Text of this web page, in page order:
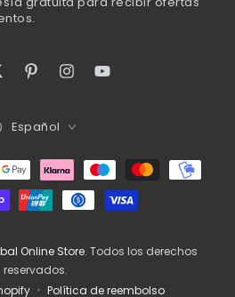
PinterestInstagramYouTube
Online Store. Todos los derechos
reservados.
Política de reembolso
Español